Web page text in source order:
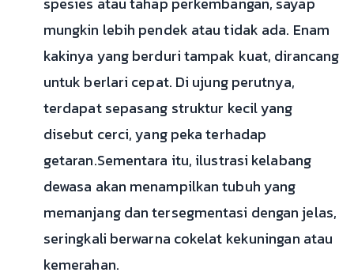
mungkin lebih pendek atau tidak ada. Enam
kakinya yang berduri tampak kuat, dirancang
untuk berlari cepat. Di ujung perutnya,
terdapat sepasang struktur kecil yang
disebut cerci, yang peka terhadap
getaran.Sementara itu, ilustrasi kelabang
dewasa akan menampilkan tubuh yang
memanjang dan tersegmentasi dengan jelas,
seringkali berwarna cokelat kekuningan atau
kemerahan.